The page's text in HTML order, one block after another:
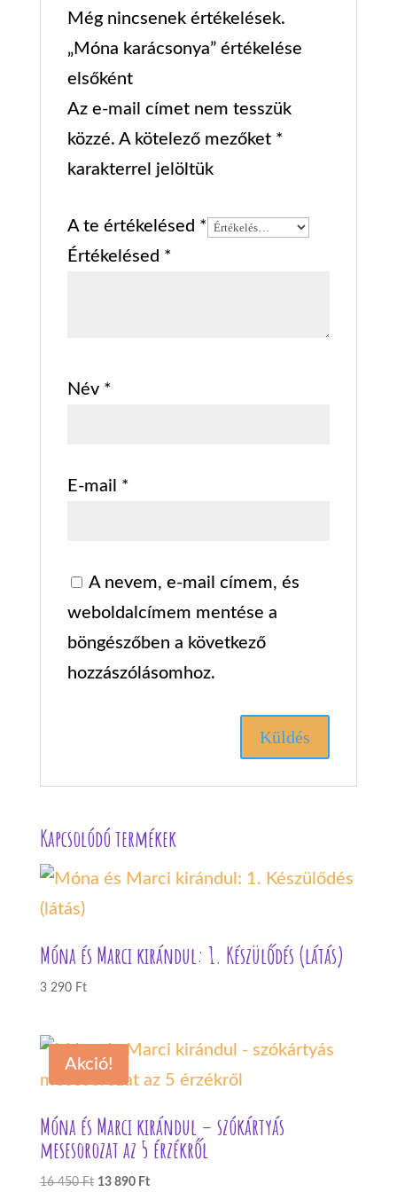
Még nincsenek értékelések.
„Móna karácsonya” értékelése
elsőként
Az e-mail címet nem tesszük
közzé. A kötelező mezőket *
karakterrel jelöltük
A te értékelésed *
Értékelésed *
Név *
E-mail *
A nevem, e-mail címem, és
weboldalcímem mentése a
böngészőben a következő
hozzászólásomhoz.
Kapcsolódó termékek
Móna és Marci kirándul: 1. Készülődés (látás)
3 290 Ft
Akció!
Móna és Marci kirándul – szókártyás
mesesorozat az 5 érzékről
16 450Ft Original
13 890 FtCurrent